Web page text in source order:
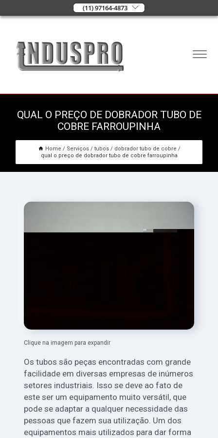
(11) 97164-4873
QUAL O PREÇO DE DOBRADOR TUBO DE
COBRE FARROUPINHA
Home Serviços tubos
dobrador tubo de cobre
qual o preço de dobrador tubo de cobre farroupinha
Clique na imagem para expandir
Os tubos são peças encontradas com grande
facilidade em diversas empresas de inúmeros
setores industriais. Isso se deve ao fato de
este ser um equipamento muito versátil, que
pode se adaptar a qualquer necessidade das
pessoas que fazem sua utilização. Um dos
equipamentos mais utilizados para dar forma